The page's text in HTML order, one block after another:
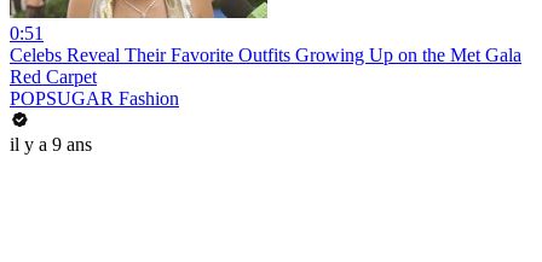
0:51
Celebs Reveal Their Favorite Outfits Growing Up on the Met Gala
Red Carpet
POPSUGAR Fashion
il y a 9 ans